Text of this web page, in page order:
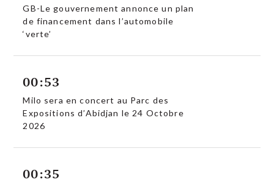
GB-Le gouvernement annonce un plan
de financement dans l’automobile
‘verte’
00:53
Milo sera en concert au Parc des
Expositions d’Abidjan le 24 Octobre
2026
00:35